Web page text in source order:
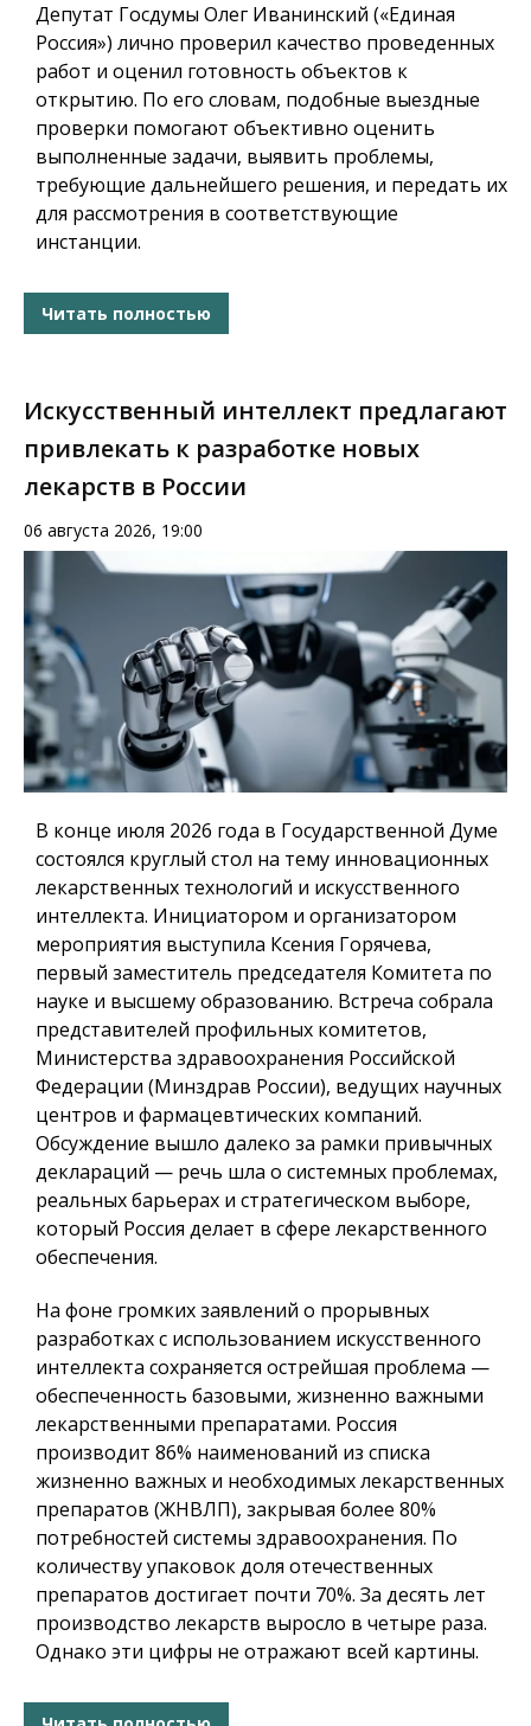
Депутат Госдумы Олег Иванинский («Единая
Россия») лично проверил качество проведенных
работ и оценил готовность объектов к
открытию. По его словам, подобные выездные
проверки помогают объективно оценить
выполненные задачи, выявить проблемы,
требующие дальнейшего решения, и передать их
для рассмотрения в соответствующие
инстанции.
Читать полностью
Искусственный интеллект предлагают
привлекать к разработке новых
лекарств в России
06 августа 2026, 19:00
В конце июля 2026 года в Государственной Думе
состоялся круглый стол на тему инновационных
лекарственных технологий и искусственного
интеллекта. Инициатором и организатором
мероприятия выступила Ксения Горячева,
первый заместитель председателя Комитета по
науке и высшему образованию. Встреча собрала
представителей профильных комитетов,
Министерства здравоохранения Российской
Федерации (Минздрав России), ведущих научных
центров и фармацевтических компаний.
Обсуждение вышло далеко за рамки привычных
деклараций — речь шла о системных проблемах,
реальных барьерах и стратегическом выборе,
который Россия делает в сфере лекарственного
обеспечения.
На фоне громких заявлений о прорывных
разработках с использованием искусственного
интеллекта сохраняется острейшая проблема —
обеспеченность базовыми, жизненно важными
лекарственными препаратами. Россия
производит 86% наименований из списка
жизненно важных и необходимых лекарственных
препаратов (ЖНВЛП), закрывая более 80%
потребностей системы здравоохранения. По
количеству упаковок доля отечественных
препаратов достигает почти 70%. За десять лет
производство лекарств выросло в четыре раза.
Однако эти цифры не отражают всей картины.